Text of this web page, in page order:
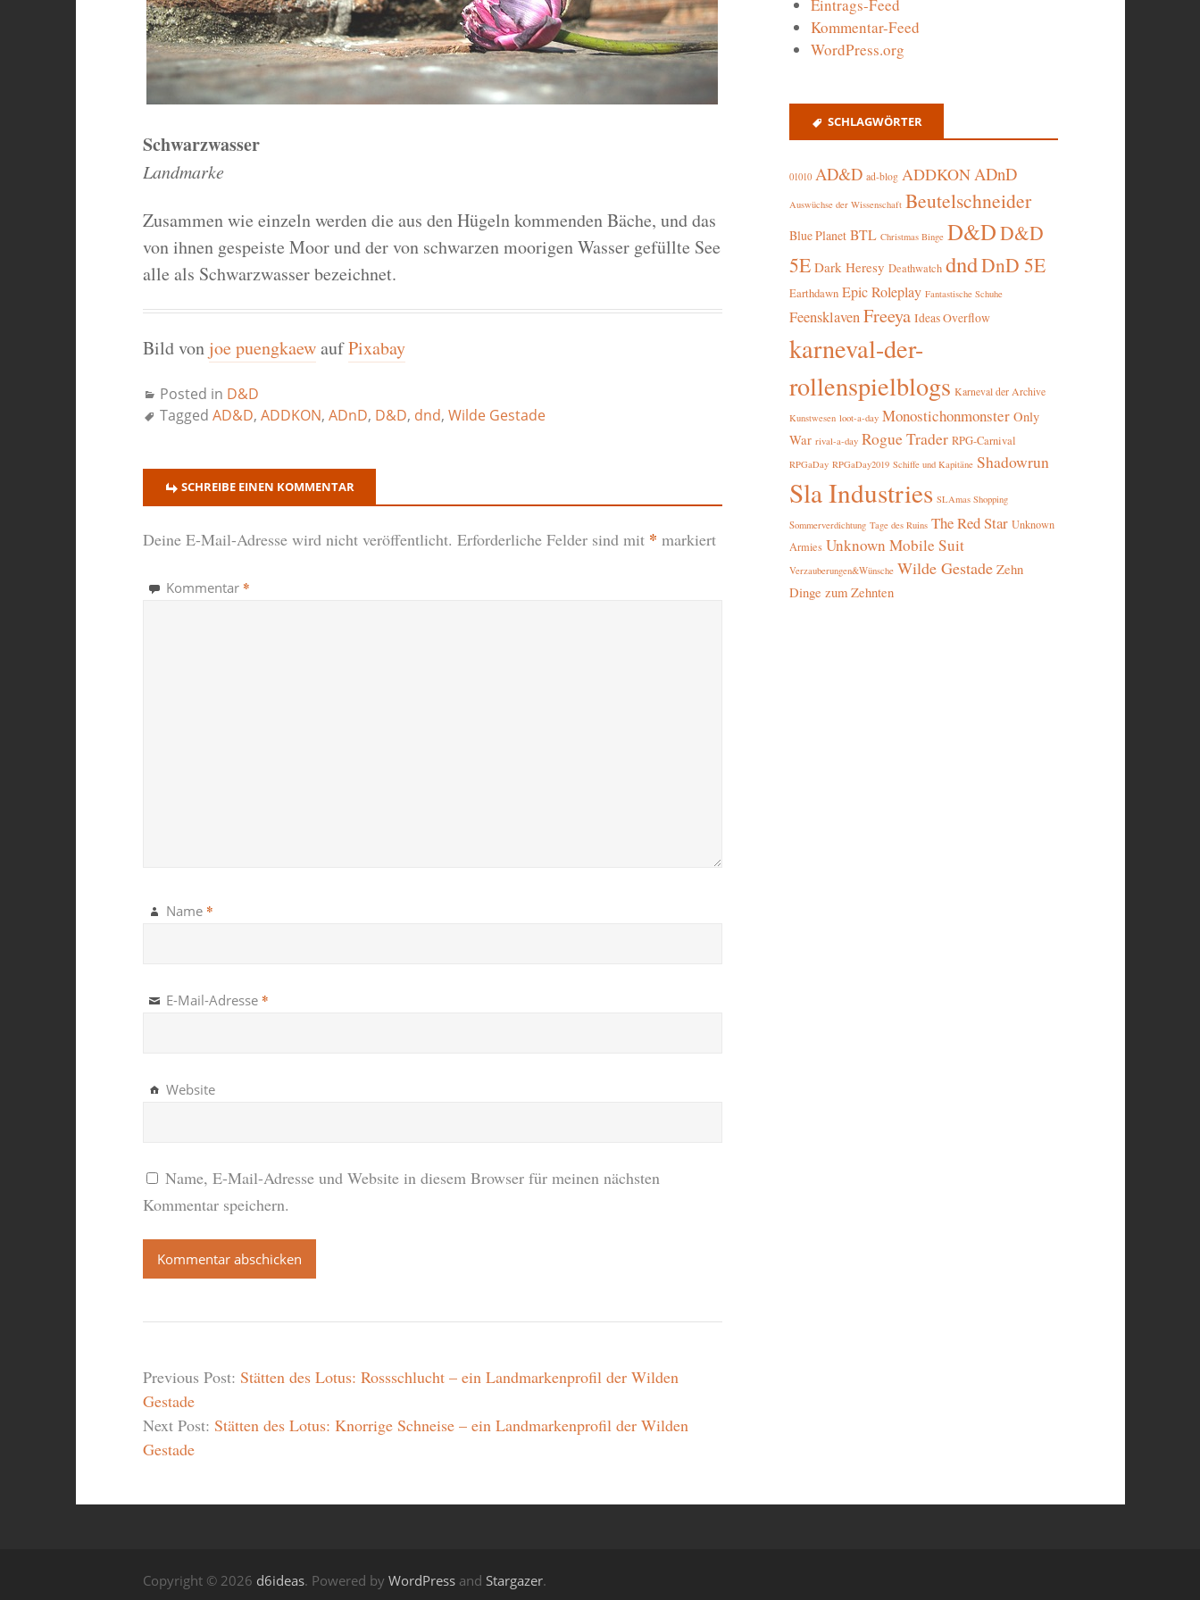
Schwarzwasser
Landmarke
Zusammen wie einzeln werden die aus den Hügeln kommenden Bäche, und das
von ihnen gespeiste Moor und der von schwarzen moorigen Wasser gefüllte See
alle als Schwarzwasser bezeichnet.
Bild von joe puengkaewaufPixabay
Posted in D&D
Tagged AD&D, ADDKON, ADnD, D&D, dnd, Wilde Gestade
SCHREIBE EINEN KOMMENTAR
Deine E-Mail-Adresse wird nicht veröffentlicht. Erforderliche Felder sind mit * markiert
Kommentar *
Name *
E-Mail-Adresse *
Website
Name, E-Mail-Adresse und Website in diesem Browser für meinen nächsten
Kommentar speichern.
Previous Post: Stätten des Lotus: Rossschlucht – ein Landmarkenprofil der Wilden
Gestade
Next Post: Stätten des Lotus: Knorrige Schneise – ein Landmarkenprofil der Wilden
Gestade
Eintrags-Feed
Kommentar-Feed
WordPress.org
SCHLAGWÖRTER
01010 AD&D ad-blog ADDKONADnD
Auswüchse der Wissenschaft Beutelschneider
Blue Planet BTL Christmas Binge D&DD&D
5E Dark Heresy Deathwatch dndDnD 5E
Earthdawn Epic Roleplay Fantastische Schuhe
Feensklaven Freeya Ideas Overflow
karneval-der-
rollenspielblogs Karneval der Archive
Kunstwesen loot-a-day Monostichonmonster Only
War rival-a-day Rogue Trader RPG-Carnival
RPGaDay RPGaDay2019 Schiffe und Kapitäne Shadowrun
Sla Industries SLAmas Shopping
Sommerverdichtung Tage des Ruins The Red Star Unknown
Armies Unknown Mobile Suit
Verzauberungen&Wünsche Wilde Gestade Zehn
Dinge zum Zehnten
Copyright © 2026 d6ideas. Powered by WordPressand Stargazer.